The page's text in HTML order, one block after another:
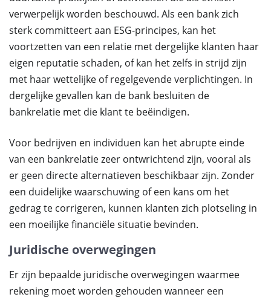
verwerpelijk worden beschouwd. Als een bank zich
sterk committeert aan ESG-principes, kan het
voortzetten van een relatie met dergelijke klanten haar
eigen reputatie schaden, of kan het zelfs in strijd zijn
met haar wettelijke of regelgevende verplichtingen. In
dergelijke gevallen kan de bank besluiten de
bankrelatie met die klant te beëindigen.
Voor bedrijven en individuen kan het abrupte einde
van een bankrelatie zeer ontwrichtend zijn, vooral als
er geen directe alternatieven beschikbaar zijn. Zonder
een duidelijke waarschuwing of een kans om het
gedrag te corrigeren, kunnen klanten zich plotseling in
een moeilijke financiële situatie bevinden.
Juridische overwegingen
Er zijn bepaalde juridische overwegingen waarmee
rekening moet worden gehouden wanneer een